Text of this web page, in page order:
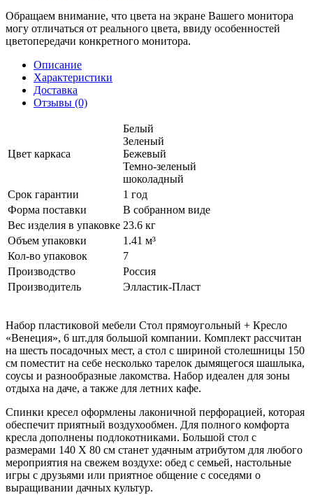
Обращаем внимание, что цвета на экране Вашего монитора
могу отличаться от реального цвета, ввиду особенностей
цветопередачи конкретного монитора.
Описание
Характеристики
Доставка
Отзывы (0)
Цвет каркаса
Белый
Зеленый
Бежевый
Темно-зеленый
шоколадный
Срок гарантии
1 год
Форма поставки
В собранном виде
Вес изделия в упаковке 23.6 кг
Объем упаковки
1.41 м³
Кол-во упаковок
7
Производство
Россия
Производитель
Элластик-Пласт
Набор пластиковой мебели Стол прямоугольный + Кресло
«Венеция», 6 шт.для большой компании. Комплект рассчитан
на шесть посадочных мест, а стол с шириной столешницы 150
см поместит на себе несколько тарелок дымящегося шашлыка,
соусы и разнообразные лакомства. Набор идеален для зоны
отдыха на даче, а также для летних кафе.
Спинки кресел оформлены лаконичной перфорацией, которая
обеспечит приятный воздухообмен. Для полного комфорта
кресла дополнены подлокотниками. Большой стол с
размерами 140 Х 80 см станет удачным атрибутом для любого
мероприятия на свежем воздухе: обед с семьей, настольные
игры с друзьями или приятное общение с соседями о
выращивании дачных культур.